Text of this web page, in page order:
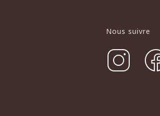
Nous suivre